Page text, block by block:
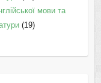
мови та
(19)